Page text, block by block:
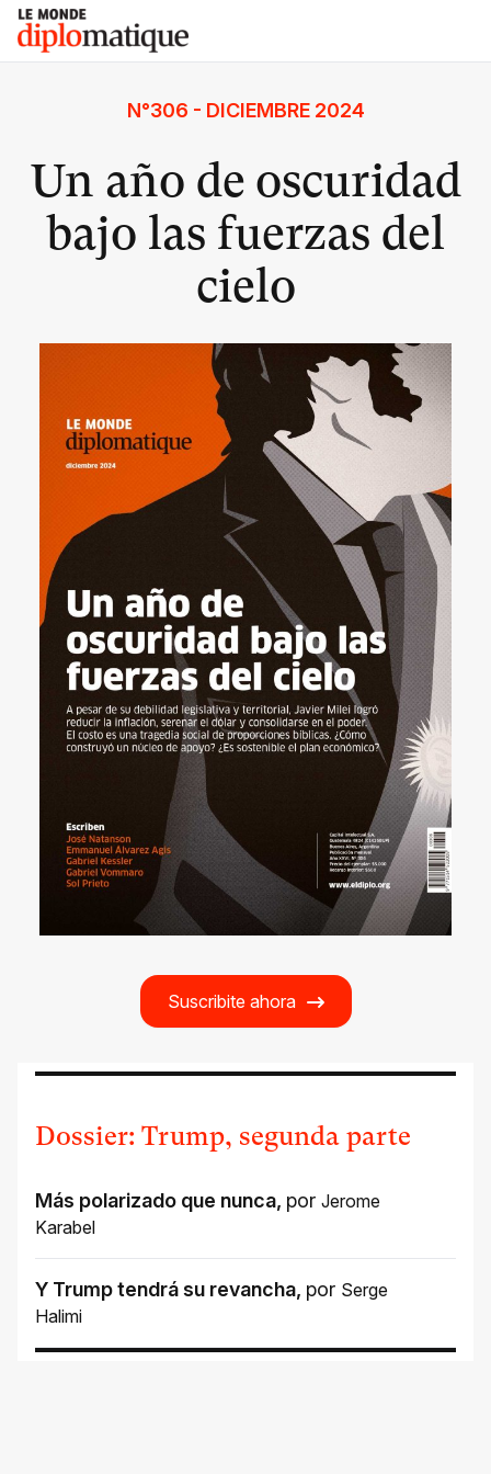
Skip
content
Le monde diplomatique
N°306 - DICIEMBRE 2024
Un año de oscuridad
bajo las fuerzas del
cielo
Suscribite ahora
Dossier: Trump, segunda parte
Más polarizado que nunca, por Jerome
Karabel
Y Trump tendrá su revancha, por Serge
Halimi